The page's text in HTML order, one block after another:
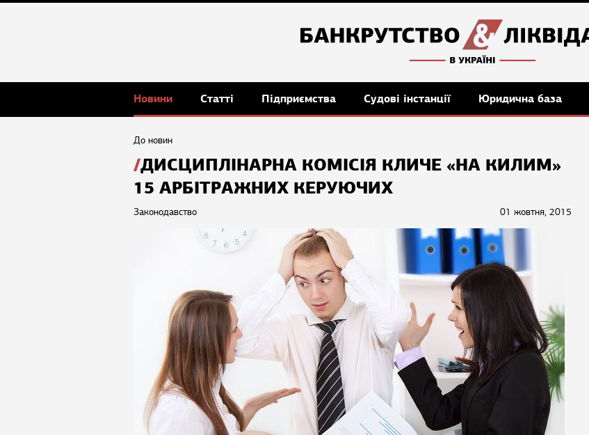
Новини Статті Підприємства Судові інстанції Юридична база
До новин
ДИСЦИПЛІНАРНА КОМІСІЯ КЛИЧЕ «НА КИЛИМ»
15 АРБІТРАЖНИХ КЕРУЮЧИХ
01 жовтня, 2015
Законодавство